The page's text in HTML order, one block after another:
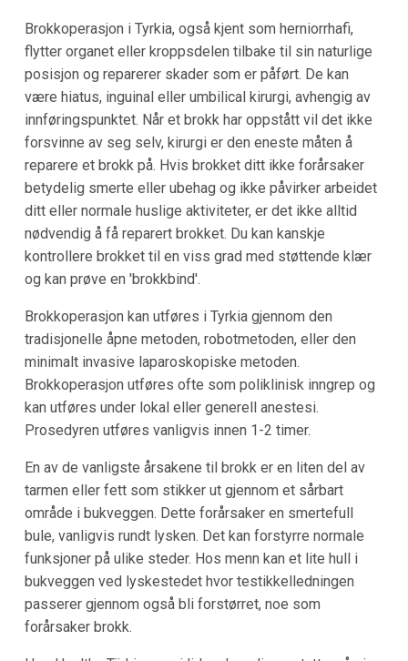
Brokkoperasjon i Tyrkia, også kjent som herniorrhafi,
flytter organet eller kroppsdelen tilbake til sin naturlige
posisjon og reparerer skader som er påført. De kan
være hiatus, inguinal eller umbilical kirurgi, avhengig av
innføringspunktet. Når et brokk har oppstått vil det ikke
forsvinne av seg selv, kirurgi er den eneste måten å
reparere et brokk på. Hvis brokket ditt ikke forårsaker
betydelig smerte eller ubehag og ikke påvirker arbeidet
ditt eller normale huslige aktiviteter, er det ikke alltid
nødvendig å få reparert brokket. Du kan kanskje
kontrollere brokket til en viss grad med støttende klær
og kan prøve en 'brokkbind'.
Brokkoperasjon kan utføres i Tyrkia gjennom den
tradisjonelle åpne metoden, robotmetoden, eller den
minimalt invasive laparoskopiske metoden.
Brokkoperasjon utføres ofte som poliklinisk inngrep og
kan utføres under lokal eller generell anestesi.
Prosedyren utføres vanligvis innen 1-2 timer.
En av de vanligste årsakene til brokk er en liten del av
tarmen eller fett som stikker ut gjennom et sårbart
område i bukveggen. Dette forårsaker en smertefull
bule, vanligvis rundt lysken. Det kan forstyrre normale
funksjoner på ulike steder. Hos menn kan et lite hull i
bukveggen ved lyskestedet hvor testikkelledningen
passerer gjennom også bli forstørret, noe som
forårsaker brokk.